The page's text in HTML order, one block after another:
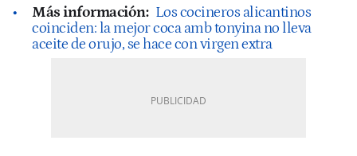
Más información: Los cocineros alicantinos
coinciden: la mejor coca amb tonyina no lleva
aceite de orujo, se hace con virgen extra